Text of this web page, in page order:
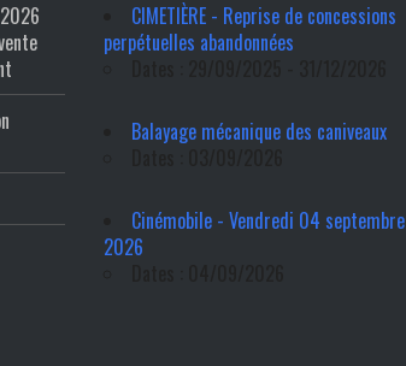
CIMETIÈRE - Reprise de concessions
perpétuelles abandonnées
Balayage mécanique des caniveaux
Cinémobile - Vendredi 04 septembre
2026